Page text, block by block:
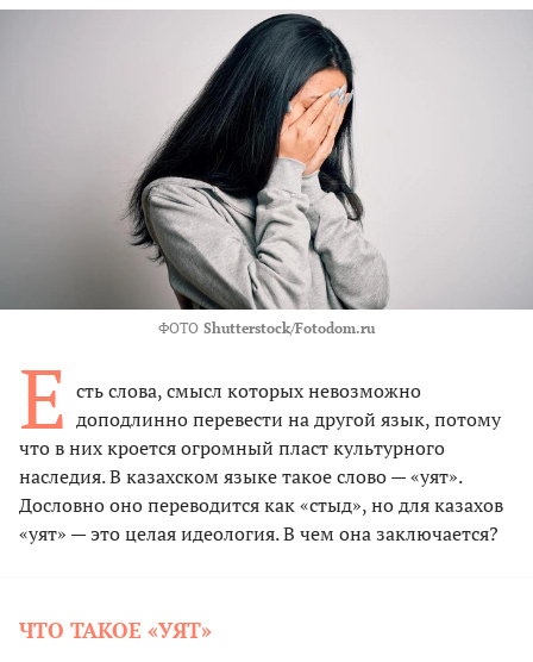
ФОТО Shutterstock/Fotodom.ru
Е сть слова, смысл которых невозможно
доподлинно перевести на другой язык, потому
что в них кроется огромный пласт культурного
наследия. В казахском языке такое слово — «уят».
Дословно оно переводится как «стыд», но для казахов
«уят» — это целая идеология. В чем она заключается?
ЧТО ТАКОЕ «УЯТ»